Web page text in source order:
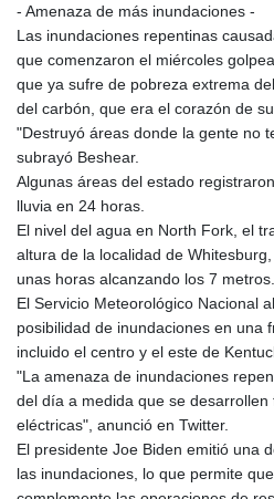
- Amenaza de más inundaciones -
Las inundaciones repentinas
que comenzaron el miércoles
que ya sufre de pobreza extrema
del carbón, que era el corazón de
"Destruyó áreas donde la gente no
subrayó Beshear.
Algunas áreas del estado
lluvia en 24 horas.
El nivel del agua en North Fork, el
altura de la localidad de
unas horas alcanzando los 7 metros.
El Servicio Meteorológico Nacional
posibilidad de inundaciones en una
incluido el centro y el este de
"La amenaza de inundaciones
del día a medida que se
eléctricas", anunció en Twitter.
El presidente Joe Biden emitió una
las inundaciones, lo que permite